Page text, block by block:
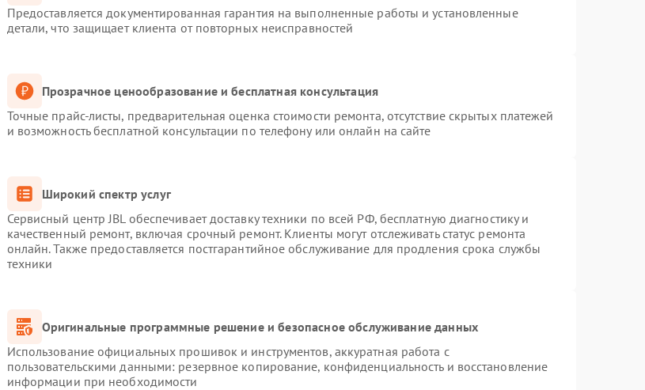
Предоставляется документированная гарантия на выполненные работы и установленные
детали, что защищает клиента от повторных неисправностей
Прозрачное ценообразование и бесплатная консультация
Точные прайс-листы, предварительная оценка стоимости ремонта, отсутствие скрытых платежей
и возможность бесплатной консультации по телефону или онлайн на сайте
Широкий спектр услуг
Сервисный центр JBL обеспечивает доставку техники по всей РФ, бесплатную диагностику и
качественный ремонт, включая срочный ремонт. Клиенты могут отслеживать статус ремонта
онлайн. Также предоставляется постгарантийное обслуживание для продления срока службы
техники
Оригинальные программные решение и безопасное обслуживание данных
Использование официальных прошивок и инструментов, аккуратная работа с
пользовательскими данными: резервное копирование, конфиденциальность и восстановление
информации при необходимости